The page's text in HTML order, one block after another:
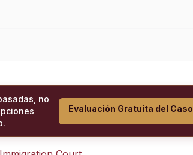
no
Evaluación Gratuita del Caso